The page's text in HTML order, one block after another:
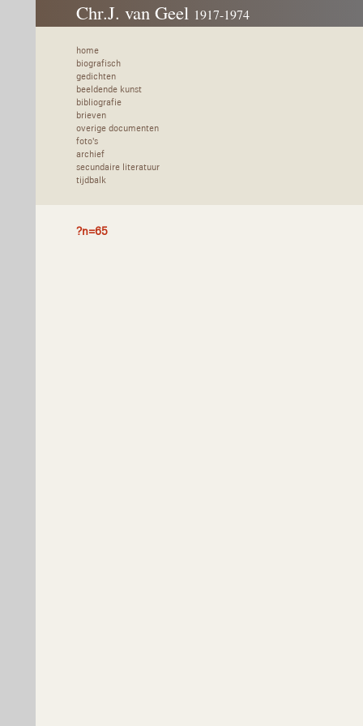
Chr.J. van Geel 1917-1974
home
biografisch
gedichten
beeldende kunst
bibliografie
brieven
overige documenten
foto's
archief
secundaire literatuur
tijdbalk
?n=65